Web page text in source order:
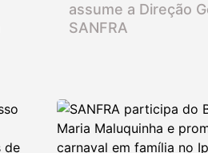
assume a Direção
SANFRA